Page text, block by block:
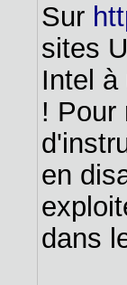
Sur
sites
Intel à
! Pour
en
dans